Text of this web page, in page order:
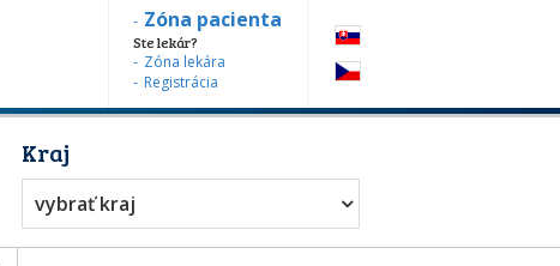
Zóna pacienta
Ste lekár?
Zóna lekára
Registrácia
Kraj
vybrať kraj